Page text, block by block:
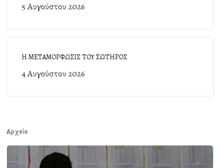
5 Αυγούστου 2026
Η ΜΕΤΑΜΟΡΦΩΣΙΣ ΤΟΥ ΣΩΤΗΡΟΣ
4 Αυγούστου 2026
Αρχείο